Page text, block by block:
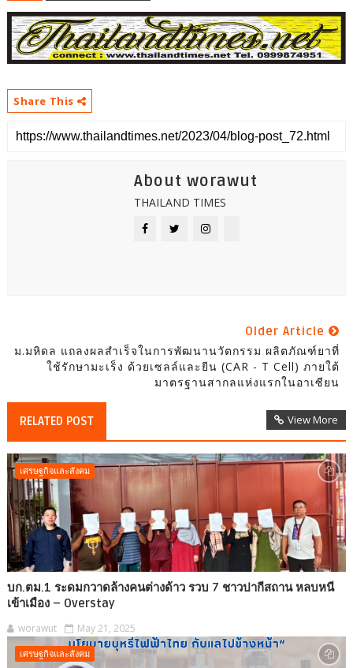
Share This
About worawut
THAILAND TIMES
Older Article
ม.มหิดล แถลงผลสำเร็จในการพัฒนานวัตกรรม ผลิตภัณฑ์ยาที่
ใช้รักษามะเร็ง ด้วยเซลล์และยีน (CAR - T Cell) ภายใต้
มาตรฐานสากลแห่งแรกในอาเซียน
RELATED POST View More
เศรษฐกิจและสังคม
บก.ตม.1 ระดมกวาดล้างคนต่างด้าว รวบ 7 ชาวปากีสถาน หลบหนี
เข้าเมือง – Overstay
worawut May 21, 2025
เศรษฐกิจและสังคม